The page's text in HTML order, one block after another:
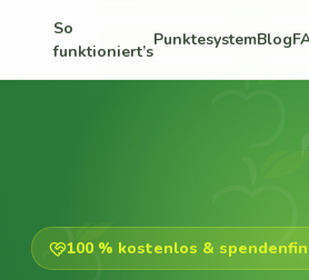
So
funktioniert’s
PunktesystemBlog
100 % kostenlos &